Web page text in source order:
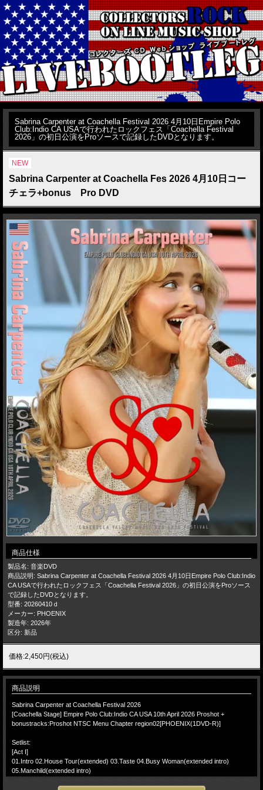
Sabrina Carpenter at Coachella Festival 2026 4月10日Empire Polo
Club:Indio CA USAで行われたロックフェス「Coachella Festival
2026」の初日公演をProソースで記録したDVDとなります。
NEW
Sabrina Carpenter at Coachella Fes 2026 4月10日コー
チェラ+bonus Pro DVD
商品仕様
製品名: 音楽DVD
商品説明: Sabrina Carpenter at Coachella Festival 2026 4月10日Empire Polo Club:Indio
CA USAで行われたロックフェス「Coachella Festival 2026」の初日公演をProソース
で記録したDVDとなります。
型番: 20260410ｄ
メーカー: PHOENIX
製造年: 2026年
区分: 新品
価格:2,450円(税込)
商品説明
Sabrina Carpenter at Coachella Festival 2026
[Coachella Stage] Empire Polo Club:Indio CA USA 10th April 2026 Proshot +
bonustracks:Proshot NTSC Menu Chapter region02[PHOENIX(1DVD-R)]
Setlist:
[Act I]
01.Intro 02.House Tour(extended) 03.Taste 04.Busy Woman(extended intro)
05.Manchild(extended intro)